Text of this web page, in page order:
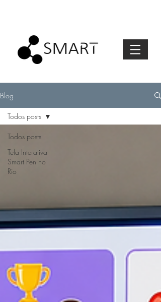
Blog
Todos posts
Tela Interativa
Smart Pen no
Rio
Todos posts